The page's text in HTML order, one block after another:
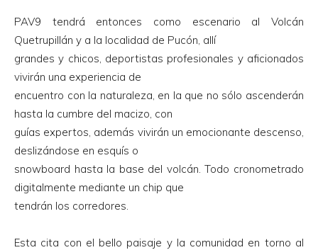
PAV9 tendrá entonces como escenario al Volcán
Quetrupillán y a la localidad de Pucón, allí
grandes y chicos, deportistas profesionales y aficionados
vivirán una experiencia de
encuentro con la naturaleza, en la que no sólo ascenderán
hasta la cumbre del macizo, con
guías expertos, además vivirán un emocionante descenso,
deslizándose en esquís o
snowboard hasta la base del volcán. Todo cronometrado
digitalmente mediante un chip que
tendrán los corredores.
Esta cita con el bello paisaje y la comunidad en torno al